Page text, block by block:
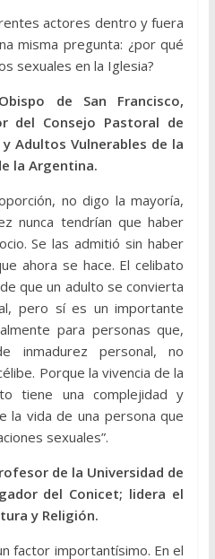
actores dentro y fuera
misma pregunta: ¿por qué
sexuales en la Iglesia?
de San Francisco,
del Consejo Pastoral de
Adultos Vulnerables de la
la Argentina.
no digo la mayoría,
nunca tendrían que haber
Se las admitió sin haber
ahora se hace. El celibato
que un adulto se convierta
pero sí es un importante
para personas que,
inmadurez personal, no
Porque la vivencia de la
tiene una complejidad y
la vida de una persona que
sexuales”.
de la Universidad de
del Conicet; lidera el
y Religión.
factor importantísimo. En el